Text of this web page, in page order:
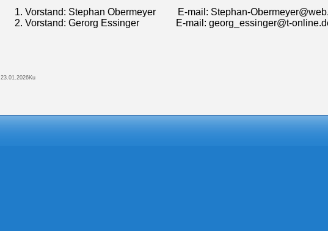
Vorstand: Stephan Obermeyer E-mail: Stephan-
Vorstand: Gerorg Essinger E-mail: georg_essinger@t-
23.01.2026Ku